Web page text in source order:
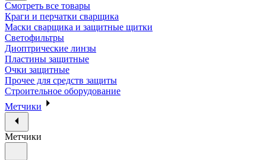
Смотреть все товары
Краги и перчатки сварщика
Маски сварщика и защитные щитки
Светофильтры
Диоптрические линзы
Пластины защитные
Очки защитные
Прочее для средств защиты
Строительное оборудование
Метчики
Метчики